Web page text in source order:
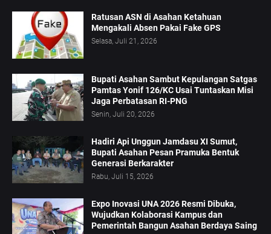
Ratusan ASN di Asahan Ketahuan
Mengakali Absen Pakai Fake GPS
Selasa, Juli 21, 2026
Bupati Asahan Sambut Kepulangan Satgas
Pamtas Yonif 126/KC Usai Tuntaskan Misi
Jaga Perbatasan RI-PNG
Senin, Juli 20, 2026
Hadiri Api Unggun Jamdasu XI Sumut,
Bupati Asahan Pesan Pramuka Bentuk
Generasi Berkarakter
Rabu, Juli 15, 2026
Expo Inovasi UNA 2026 Resmi Dibuka,
Wujudkan Kolaborasi Kampus dan
Pemerintah Bangun Asahan Berdaya Saing